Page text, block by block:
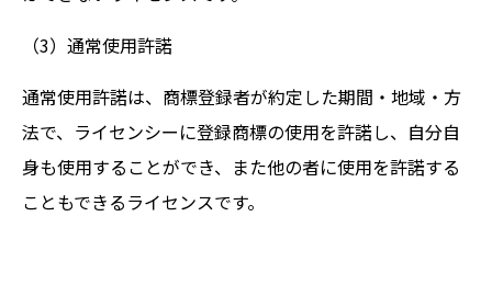
（3）通常使用許諾
通常使用許諾は、商標登録者が約定した期間・地域・方
法で、ライセンシーに登録商標の使用を許諾し、自分自
身も使用することができ、また他の者に使用を許諾する
こともできるライセンスです。